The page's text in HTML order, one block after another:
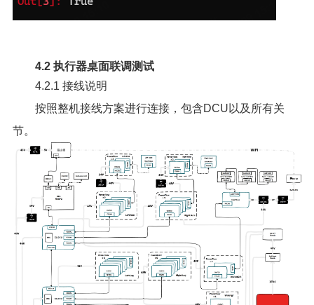
4.2 执行器桌面联调测试
4.2.1 接线说明
按照整机接线方案进行连接，包含DCU以及所有关
节。